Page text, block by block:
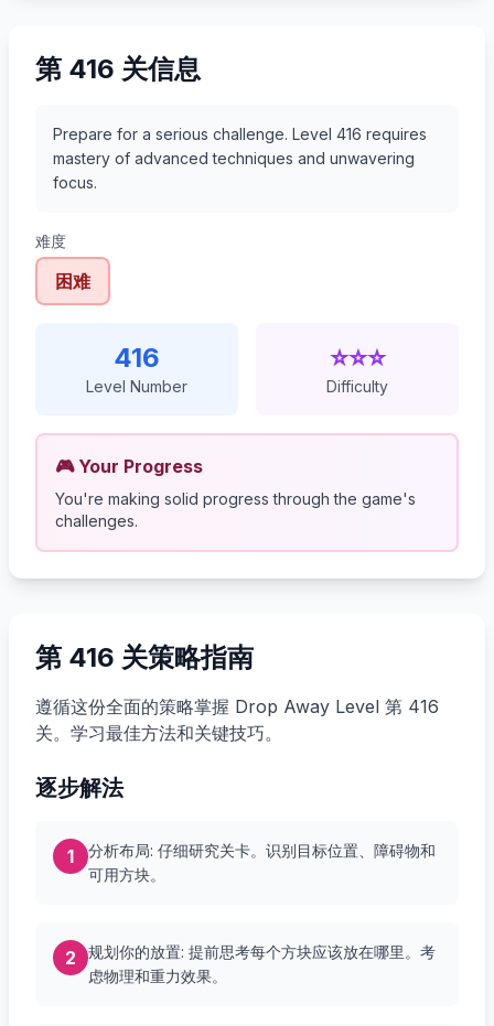
第 416 关信息
Prepare for a serious challenge. Level 416 requires
mastery of advanced techniques and unwavering
focus.
难度
困难
416
Level Number
⭐⭐⭐
Difficulty
🎮 Your Progress
You're making solid progress through the game's
challenges.
第 416 关策略指南
遵循这份全面的策略掌握 Drop Away Level 第 416
关。学习最佳方法和关键技巧。
逐步解法
1
分析布局: 仔细研究关卡。识别目标位置、障碍物和
可用方块。
2
规划你的放置: 提前思考每个方块应该放在哪里。考
虑物理和重力效果。